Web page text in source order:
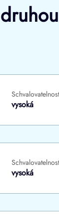
Schvalovatelnost
vysoká
Schvalovatelnost
vysoká